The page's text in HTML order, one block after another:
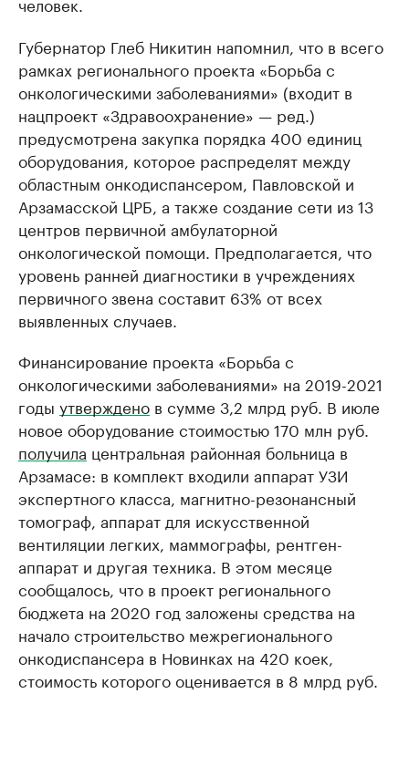
Губернатор Глеб Никитин напомнил, что в всего
рамках регионального проекта «Борьба с
онкологическими заболеваниями» (входит в
нацпроект «Здравоохранение» — ред.)
предусмотрена закупка порядка 400 единиц
оборудования, которое распределят между
областным онкодиспансером, Павловской и
Арзамасской ЦРБ, а также создание сети из 13
центров первичной амбулаторной
онкологической помощи. Предполагается, что
уровень ранней диагностики в учреждениях
первичного звена составит 63% от всех
выявленных случаев.
Финансирование проекта «Борьба с
онкологическими заболеваниями» на 2019-2021
годы утверждено в сумме 3,2 млрд руб. В июле
новое оборудование стоимостью 170 млн руб.
получила центральная районная больница в
Арзамасе: в комплект входили аппарат УЗИ
экспертного класса, магнитно-резонансный
томограф, аппарат для искусственной
вентиляции легких, маммографы, рентген-
аппарат и другая техника. В этом месяце
сообщалось, что в проект регионального
бюджета на 2020 год заложены средства на
начало строительство межрегионального
онкодиспансера в Новинках на 420 коек,
стоимость которого оценивается в 8 млрд руб.